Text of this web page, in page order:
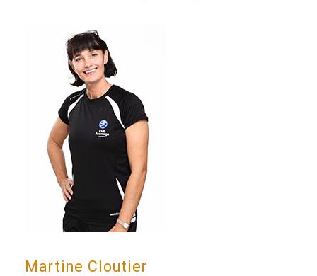
Martine Cloutier